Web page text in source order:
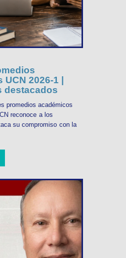
2026-1 |
destacados
promedios académicos
reconoce a los
su compromiso con la